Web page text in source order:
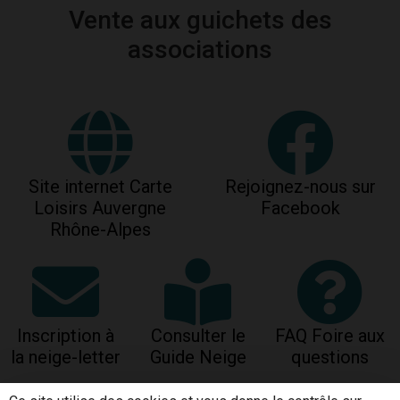
Vente aux guichets des
associations
Site internet Carte
Loisirs Auvergne
Rhône-Alpes
Rejoignez-nous sur
Facebook
Inscription à
la neige-letter
Consulter le
Guide Neige
FAQ Foire aux
questions